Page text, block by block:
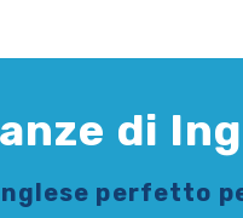
di
perfetto